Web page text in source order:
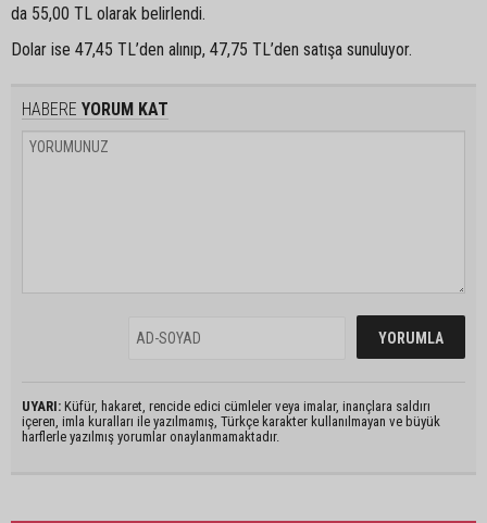
da 55,00 TL olarak belirlendi.
Dolar ise 47,45 TL’den alınıp, 47,75 TL’den satışa sunuluyor.
HABERE YORUM KAT
UYARI: Küfür, hakaret, rencide edici cümleler veya imalar, inançlara saldırı
içeren, imla kuralları ile yazılmamış, Türkçe karakter kullanılmayan ve büyük
harflerle yazılmış yorumlar onaylanmamaktadır.